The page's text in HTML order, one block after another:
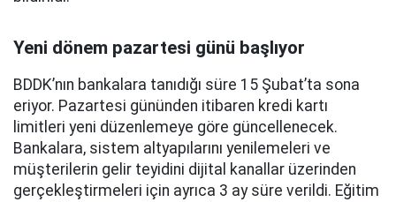
Yeni dönem pazartesi günü başlıyor
BDDK’nın bankalara tanıdığı süre 15 Şubat’ta sona
eriyor. Pazartesi gününden itibaren kredi kartı
limitleri yeni düzenlemeye göre güncellenecek.
Bankalara, sistem altyapılarını yenilemeleri ve
müşterilerin gelir teyidini dijital kanallar üzerinden
gerçekleştirmeleri için ayrıca 3 ay süre verildi. Eğitim